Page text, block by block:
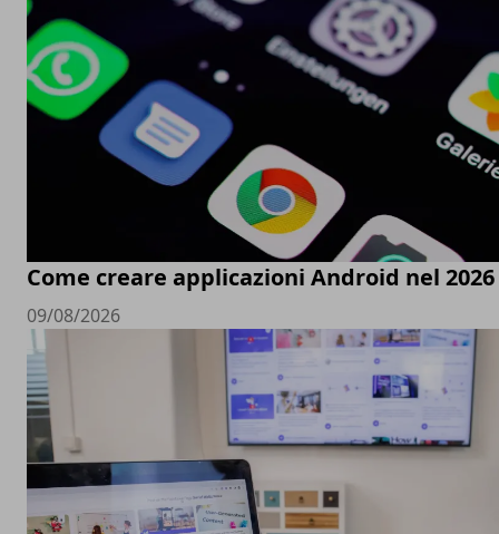
Come creare applicazioni Android nel 2026
09/08/2026